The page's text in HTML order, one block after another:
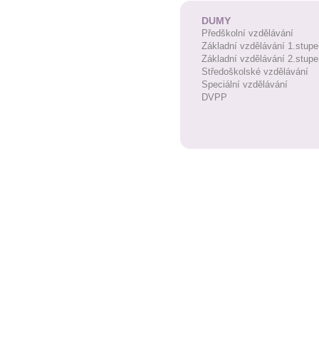
DUMY
Předškolní vzdělávání
Základní vzdělávání
Základní vzdělávání
Středoškolské vzdělávání
Speciální vzdělávání
DVPP